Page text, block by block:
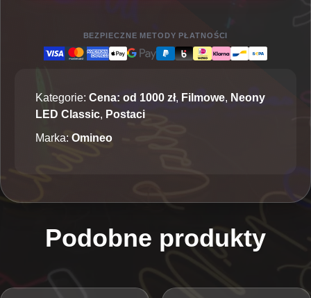
Classic
BEZPIECZNE METODY PŁATNOŚCI
Kategorie: Cena: od 1000 zł, Filmowe, Neony
LED Classic, Postaci
Marka: Omineo
Podobne produkty